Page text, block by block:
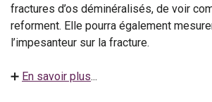
fractures d’os déminéralisés, de voir
reforment. Elle pourra également
l’impesanteur sur la fracture.
➕ En savoir plus...